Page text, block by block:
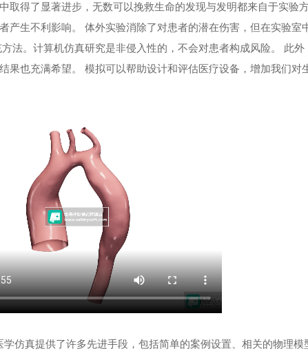
得了显著进步，无数可以挽救生命的发现与发明都来自于实验
生不利影响。 体外实验消除了对患者的潜在伤害，但在实验室
法。计算机仿真研究是非侵入性的，不会对患者构成风险。 此
也充满希望。 模拟可以帮助设计和评估医疗设备，增加我们对
仿真提供了许多先进手段，包括简单的案例设置、相关的物理